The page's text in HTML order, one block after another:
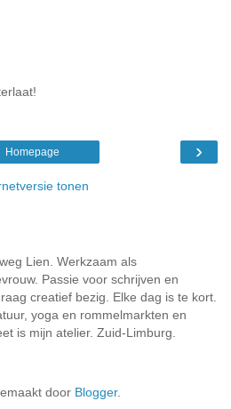
›
Homepage
tonen
Lien. Werkzaam als
Passie voor schrijven en
creatief bezig. Elke dag is te kort.
yoga en rommelmarkten en
is mijn atelier. Zuid-Limburg.
door Blogger.